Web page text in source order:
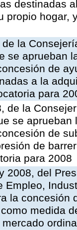
destinadas
propio hogar,
la
se aprueban
de
a la
para
de la
se
de
de
para 2008
2008, del
Empleo,
la concesión
medida